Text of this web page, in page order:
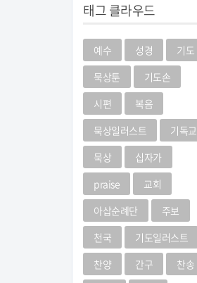
태그 클라우드
예수 성경
기도
묵상툰
기도손
시편
복음
묵상일러스트
기독교
묵상
십자가
praise
교회
아삽순례단
주보
천국
기도일러스트
찬양
간구
찬송